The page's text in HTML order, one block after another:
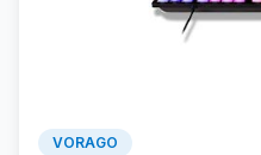
VORAGO